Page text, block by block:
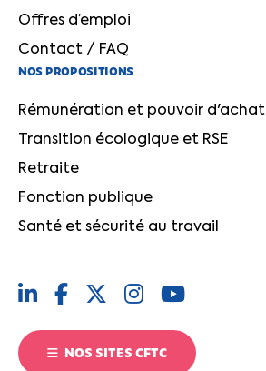
Offres d’emploi
Contact / FAQ
NOS PROPOSITIONS
Rémunération et pouvoir d'achat
Transition écologique et RSE
Retraite
Fonction publique
Santé et sécurité au travail
NOS SITES CFTC